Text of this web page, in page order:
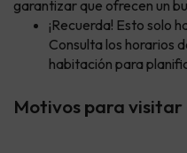
garantizar que ofrecen un
¡Recuerda! Esto solo
Consulta los horarios
habitación para
Motivos para